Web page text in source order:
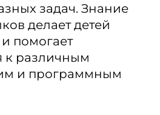
задач. Знание
делает детей
помогает
к различным
и программным